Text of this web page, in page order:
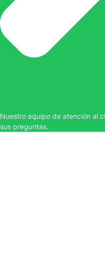
Nuestro equipo de atención al
sus preguntas.